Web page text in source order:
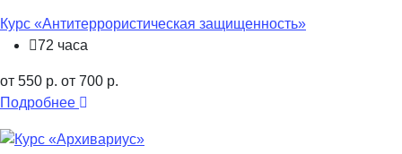
Курс «Антитеррористическая защищенность»
72 часа
от 550 р. от 700 р.
Подробнее